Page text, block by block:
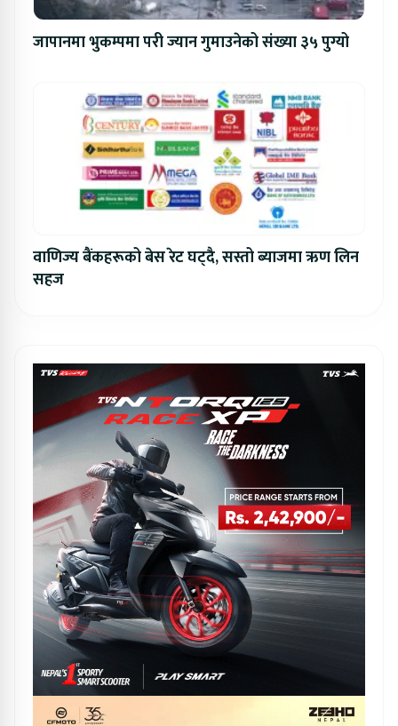
जापानमा भुकम्पमा परी ज्यान गुमाउनेको संख्या ३५ पुग्यो
वाणिज्य बैंकहरूको बेस रेट घट्दै, सस्तो ब्याजमा ऋण लिन
सहज